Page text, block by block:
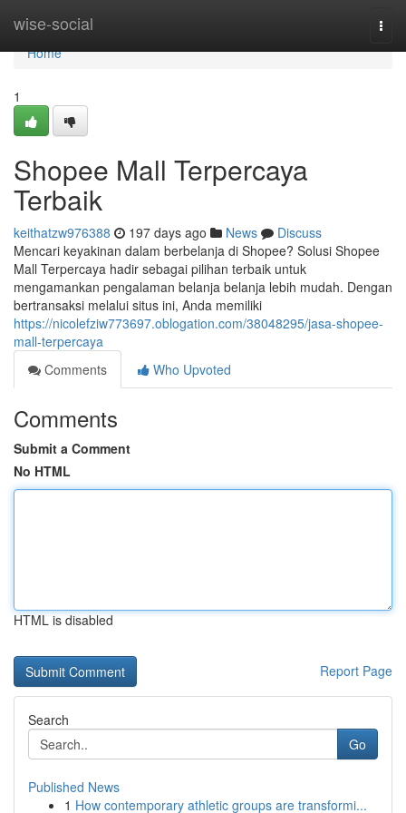
wise-social
Home
Home
1
Shopee Mall Terpercaya
Terbaik
keithatzw976388 197 days ago News
Discuss
Mencari keyakinan dalam berbelanja di Shopee? Solusi Shopee
Mall Terpercaya hadir sebagai pilihan terbaik untuk
mengamankan pengalaman belanja belanja lebih mudah. Dengan
bertransaksi melalui situs ini, Anda memiliki
https://nicolefziw773697.oblogation.com/38048295/jasa-shopee-
mall-terpercaya
Comments
Who Upvoted
Comments
Submit a Comment
No HTML
HTML is disabled
Report Page
Search
Go
Published News
1 How contemporary athletic groups are transformi...